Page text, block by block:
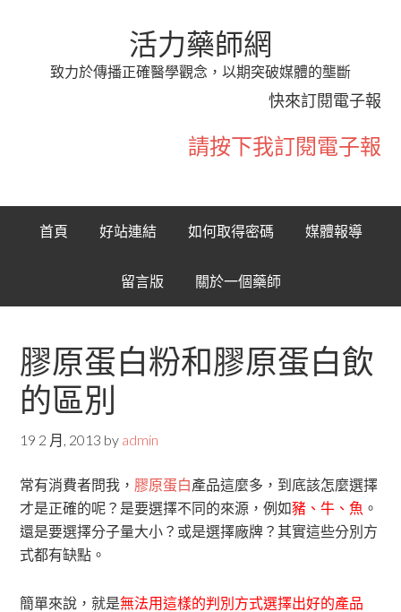
活力藥師網
致力於傳播正確醫學觀念，以期突破媒體的壟斷
快來訂閱電子報
請按下我訂閱電子報
首頁 好站連結 如何取得密碼 媒體報導
留言版 關於一個藥師
膠原蛋白粉和膠原蛋白飲
的區別
19 2 月, 2013 by admin
常有消費者問我， 膠原蛋白產品這麼多，到底該怎麼選擇
才是正確的呢？是要選擇不同的來源，例如豬、牛、魚 。
還是要選擇分子量大小？或是選擇廠牌？其實這些分別方
式都有缺點。
簡單來說，就是無法用這樣的判別方式選擇出好的產品